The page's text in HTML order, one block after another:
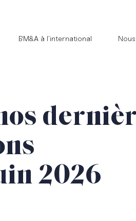
BM&A à l’international
2026